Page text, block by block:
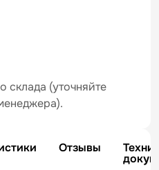
(уточняйте
Отзывы